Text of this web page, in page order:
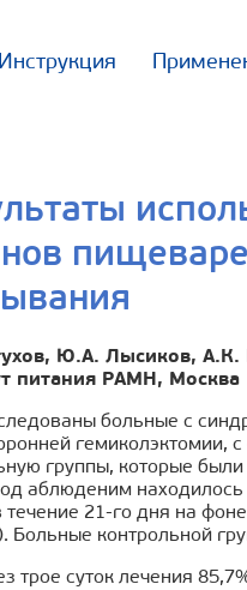
Инструкция
Ю.А. Лысиков,
питания РАМН, Москва
больные с
группы, которые
аблюденим
течение 21-го дня на
Больные контрольной
трое суток лечения